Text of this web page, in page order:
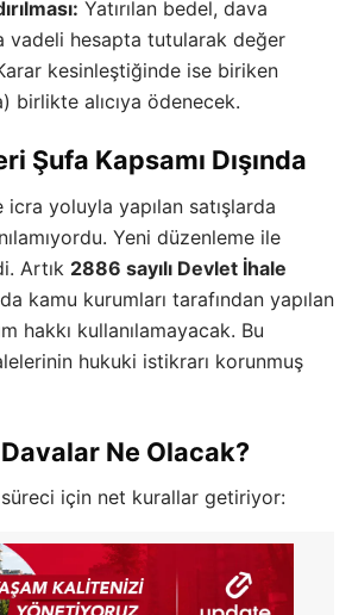
Yatırılan bedel, dava
vadeli hesapta tutularak değer
kesinleştiğinde ise biriken
birlikte alıcıya ödenecek.
Şufa Kapsamı Dışında
yoluyla yapılan satışlarda
Yeni düzenleme ile
Artık 2886 sayılı Devlet İhale
kamu kurumları tarafından yapılan
hakkı kullanılamayacak. Bu
hukuki istikrarı korunmuş
Ne Olacak?
için net kurallar getiriyor: